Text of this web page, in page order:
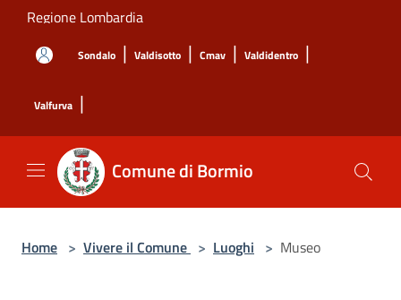
Salta al contenuto principale
Regione Lombardia
Sondalo | Valdisotto | Cmav | Valdidentro |
Valfurva |
Comune di Bormio
Home > Vivere il Comune > Luoghi > Museo